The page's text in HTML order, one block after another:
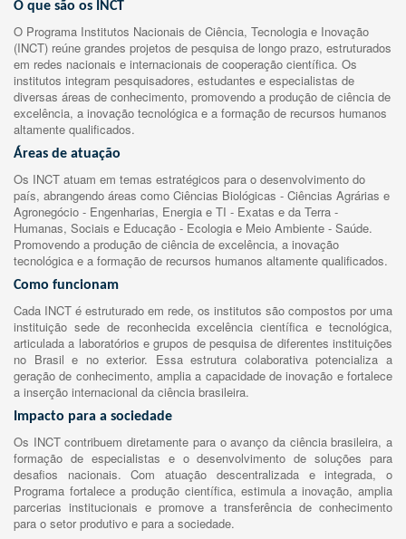
O que são os INCT
O Programa Institutos Nacionais de Ciência, Tecnologia e Inovação
(INCT) reúne grandes projetos de pesquisa de longo prazo, estruturados
em redes nacionais e internacionais de cooperação científica. Os
institutos integram pesquisadores, estudantes e especialistas de
diversas áreas de conhecimento, promovendo a produção de ciência de
excelência, a inovação tecnológica e a formação de recursos humanos
altamente qualificados.
Áreas de atuação
Os INCT atuam em temas estratégicos para o desenvolvimento do
país, abrangendo áreas como Ciências Biológicas - Ciências Agrárias e
Agronegócio - Engenharias, Energia e TI - Exatas e da Terra -
Humanas, Sociais e Educação - Ecologia e Meio Ambiente - Saúde.
Promovendo a produção de ciência de excelência, a inovação
tecnológica e a formação de recursos humanos altamente qualificados.
Como funcionam
Cada INCT é estruturado em rede, os institutos são compostos por uma
instituição sede de reconhecida excelência científica e tecnológica,
articulada a laboratórios e grupos de pesquisa de diferentes instituições
no Brasil e no exterior. Essa estrutura colaborativa potencializa a
geração de conhecimento, amplia a capacidade de inovação e fortalece
a inserção internacional da ciência brasileira.
Impacto para a sociedade
Os INCT contribuem diretamente para o avanço da ciência brasileira, a
formação de especialistas e o desenvolvimento de soluções para
desafios nacionais. Com atuação descentralizada e integrada, o
Programa fortalece a produção científica, estimula a inovação, amplia
parcerias institucionais e promove a transferência de conhecimento
para o setor produtivo e para a sociedade.